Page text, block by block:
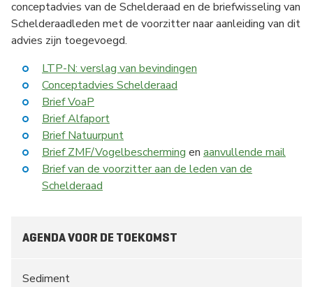
conceptadvies van de Schelderaad en de briefwisseling van
Schelderaadleden met de voorzitter naar aanleiding van dit
advies zijn toegevoegd.
LTP-N: verslag van bevindingen
Conceptadvies Schelderaad
Brief VoaP
Brief Alfaport
Brief Natuurpunt
Brief ZMF/Vogelbescherming en aanvullende mail
Brief van de voorzitter aan de leden van de
Schelderaad
AGENDA VOOR DE TOEKOMST
Sediment